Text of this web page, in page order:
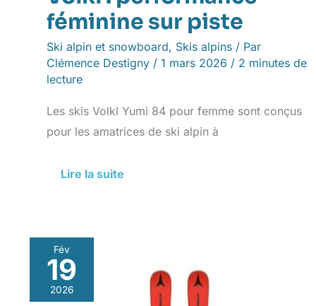
féminine sur piste
Ski alpin et snowboard, Skis alpins / Par
Clémence Destigny / 1 mars 2026 / 2 minutes de
lecture
Les skis Volkl Yumi 84 pour femme sont conçus
pour les amatrices de ski alpin à
Lire la suite
Fév
19
2026
Test
skis
Atomic